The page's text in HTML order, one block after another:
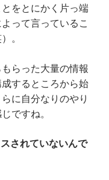
をとにかく片っ端
って言っているこ
。
らった大量の情報
するところから始
に自分なりのやり
ですね。
されていないんで